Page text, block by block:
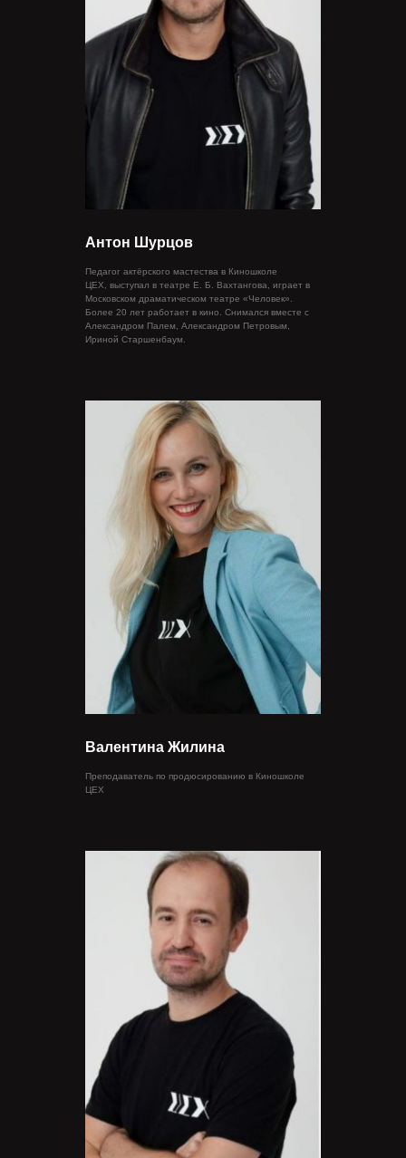
Антон Шурцов
Педагог актёрского мастества в Киношколе
ЦЕХ, выступал в театре Е. Б. Вахтангова, играет в
Московском драматическом театре «Человек».
Более 20 лет работает в кино. Снимался вместе с
Александром Палем, Александром Петровым,
Ириной Старшенбаум.
Валентина Жилина
Преподаватель по продюсированию в Киношколе
ЦЕХ